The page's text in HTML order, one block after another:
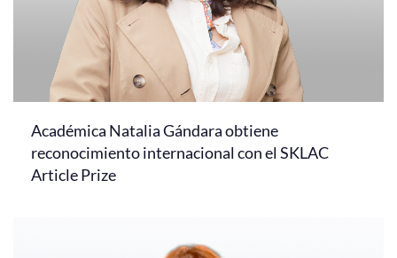
Académica Natalia Gándara obtiene
reconocimiento internacional con el SKLAC
Article Prize